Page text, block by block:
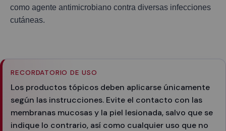
como agente antimicrobiano contra diversas infecciones
cutáneas.
RECORDATORIO DE USO
Los productos tópicos deben aplicarse únicamente
según las instrucciones. Evite el contacto con las
membranas mucosas y la piel lesionada, salvo que se
indique lo contrario, así como cualquier uso que no